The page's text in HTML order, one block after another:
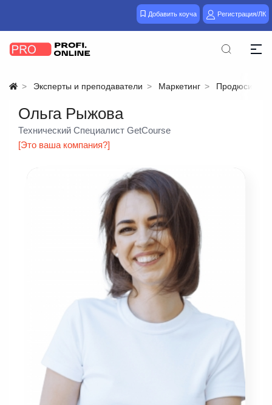
Добавить коуча Регистрация/ЛК
Эксперты и преподаватели Маркетинг
Ольга Рыжова
Технический Специалист GetCourse
[Это ваша компания?]